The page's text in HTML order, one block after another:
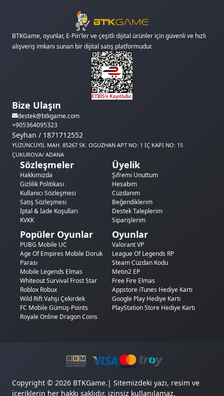
BTKGame, oyunlar, E-Pin'ler ve çeşitli dijital ürünler için güvenli ve hızlı
alışveriş imkanı sunan bir dijital satış platformudur.
Bize Ulaşın
destek@btkgame.com
+905364095323
Seyhan / 1871712552
YÜZÜNCÜYIL MAH. 85267 SK. OGUZHAN APT NO: 1 IÇ KAPI NO: 15
ÇUKUROVA/ ADANA
Sözleşmeler
Hakkımızda
Gizlilik Politikası
Kullanıcı Sözleşmesi
Satış Sözleşmesi
İptal & İade Koşulları
KVKK
Üyelik
Şifremi Unuttum
Hesabım
Cüzdanım
Beğendiklerim
Destek Taleplerim
Siparişlerim
Popüler Oyunlar
PUBG Mobile UC
Age Of Empires Mobile Doruk
Parası
Mobile Legends Elmas
Whiteout Survival Frost Star
Roblox Robux
Wild Rift Vahşi Çekirdek
FC Mobile Gümüş-Points
Royale Online Dragon Coins
Oyunlar
Valorant VP
League Of Legends RP
Steam Cüzdan Kodu
Metin2 EP
Free Fire Elmas
Appstore iTunes Hediye Kartı
Google Play Hediye Kartı
PlayStation Store Hediye Kartı
Copyright © 2026 BTKGame.| Sitemizdeki yazı, resim ve
içeriklerin her hakkı saklıdır, izinsiz kullanılamaz.